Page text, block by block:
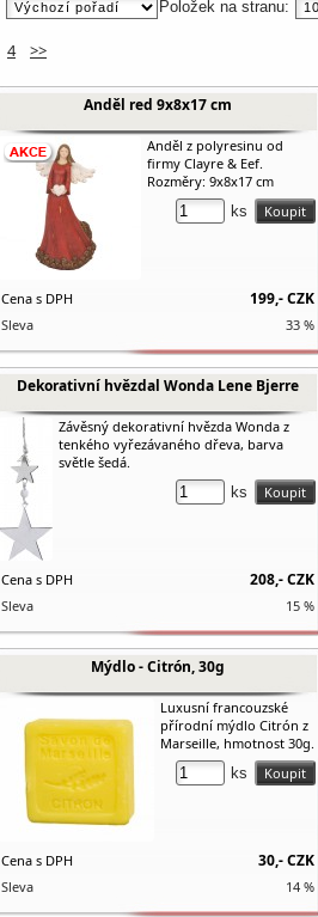
Položek na stranu:
4 >>
Anděl red 9x8x17 cm
Anděl z polyresinu od
firmy Clayre & Eef.
Rozměry: 9x8x17 cm
ks
Cena s DPH 199,-CZK
Sleva 33 %
Dekorativní hvězdal Wonda Lene Bjerre
Závěsný dekorativní hvězda Wonda z
tenkého vyřezávaného dřeva, barva
světle šedá.
ks
Cena s DPH 208,-CZK
Sleva 15 %
Mýdlo - Citrón, 30g
Luxusní francouzské
přírodní mýdlo Citrón z
Marseille, hmotnost 30g.
ks
Cena s DPH 30,-CZK
Sleva 14 %